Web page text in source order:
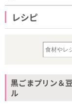
レシピ
黒ごまプリン＆
ル